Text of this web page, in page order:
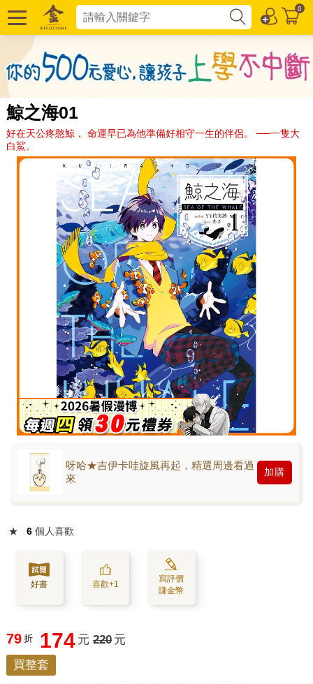
0
鯨之海01
好在天公疼憨鯨， 命運早已為他準備好相守一生的伴侶。 ──一隻大
白鯊。
呀哈★吉伊卡哇旋風再起，精選周邊看過
來
加購
★ 6 個人喜歡
好書 喜歡+1
寫評價
賺金幣
79 折 174 元 220 元
買整套